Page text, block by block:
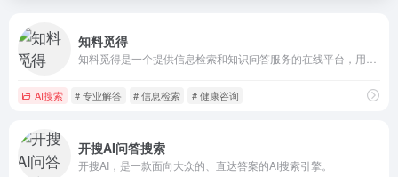
知料觅得
AI搜索 # 专业解答 # 信息检索 # 健康咨询
开搜AI问答搜索
开搜AI，是一款面向大众的、直达答案的AI搜索引擎。